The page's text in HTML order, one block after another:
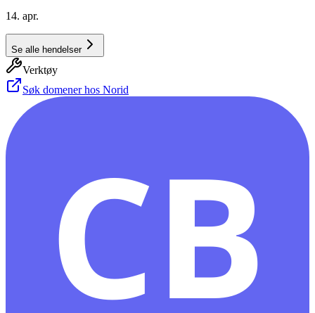
14. apr.
Se alle hendelser
Verktøy
Søk domener hos Norid
CB